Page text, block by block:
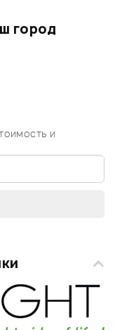
город
и